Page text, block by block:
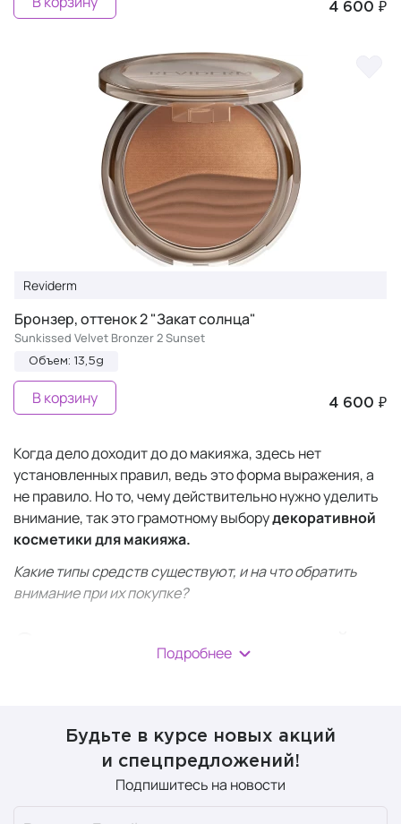
4 600 ₽
Reviderm
Бронзер, оттенок 2 "Закат солнца"
Sunkissed Velvet Bronzer 2 Sunset
Объем: 13,5g
4 600 ₽
В корзину
Когда дело доходит до до макияжа, здесь нет
установленных правил, ведь это форма выражения, а
не правило. Но то, чему действительно нужно уделить
внимание, так это грамотному выборудекоративной
косметики для макияжа.
Какие типы средств существуют, и на что обратить
внимание при их покупке?
Средства декоративной
Основа под макияж, праймер
всегда наносится первым этапом перед
нанесением тонального крема, чтобы подготовить
Подробнее
Будьте в курсе новых акций
и спецпредложений!
Подпишитесь на новости